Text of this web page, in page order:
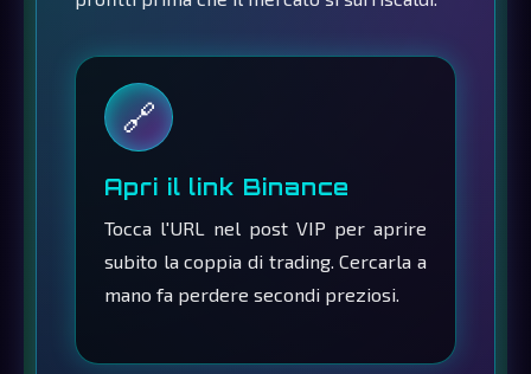
🔗
Apri il link Binance
Tocca l'URL nel post VIP per aprire
subito la coppia di trading. Cercarla a
mano fa perdere secondi preziosi.